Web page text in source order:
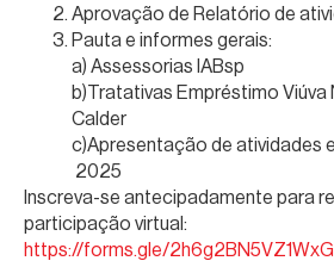
Aprovação de Relatório de
Pauta e informes gerais:
a) Assessorias IABsp
b)Tratativas Empréstimo Viúva
Calder
c)Apresentação de atividades
2025
Inscreva-se antecipadamente para
participação virtual:
https://forms.gle/